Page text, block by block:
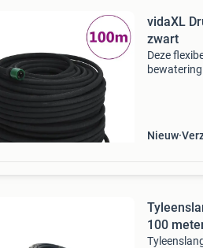
vidaXL
zwart
Deze
Nieuw
100